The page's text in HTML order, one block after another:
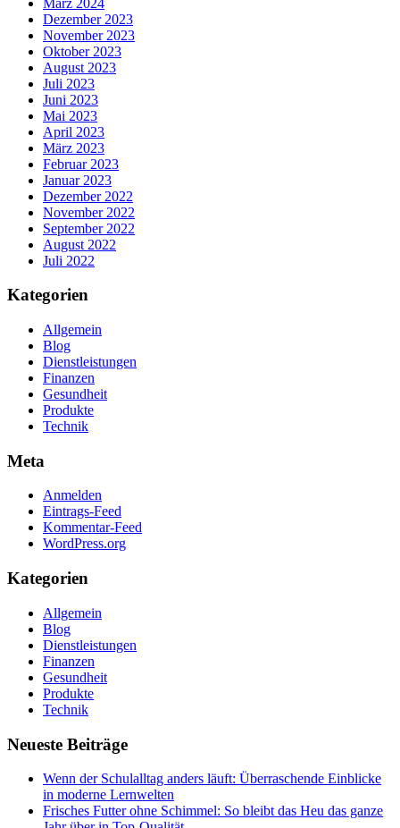
Dezember 2023
November 2023
Oktober 2023
August 2023
Juli 2023
Juni 2023
Mai 2023
April 2023
März 2023
Februar 2023
Januar 2023
Dezember 2022
November 2022
September 2022
August 2022
Juli 2022
Kategorien
Allgemein
Blog
Dienstleistungen
Finanzen
Gesundheit
Produkte
Technik
Meta
Anmelden
Eintrags-Feed
Kommentar-Feed
WordPress.org
Kategorien
Allgemein
Blog
Dienstleistungen
Finanzen
Gesundheit
Produkte
Technik
Neueste Beiträge
Wenn der Schulalltag anders läuft: Überraschende Einblicke
in moderne Lernwelten
Frisches Futter ohne Schimmel: So bleibt das Heu das ganze